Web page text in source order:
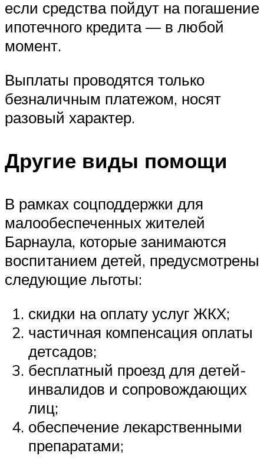
если средства пойдут на погашение
ипотечного кредита — в любой
момент.
Выплаты проводятся только
безналичным платежом, носят
разовый характер.
Другие виды помощи
В рамках соцподдержки для
малообеспеченных жителей
Барнаула, которые занимаются
воспитанием детей, предусмотрены
следующие льготы:
скидки на оплату услуг ЖКХ;
частичная компенсация оплаты
детсадов;
бесплатный проезд для детей-
инвалидов и сопровождающих
лиц;
обеспечение лекарственными
препаратами;